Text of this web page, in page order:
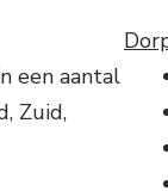
een aantal
Zuid,